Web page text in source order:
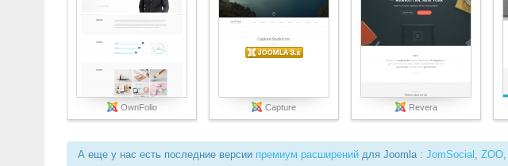
OwnFolio Capture Revera
А еще у нас есть последние версии премиум расширений для Joomla : JomSocial , ZOO,